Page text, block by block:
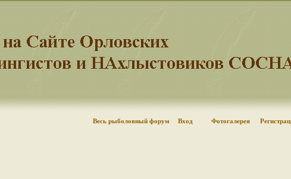
Весь рыболовный форум Вход Фотогалерея